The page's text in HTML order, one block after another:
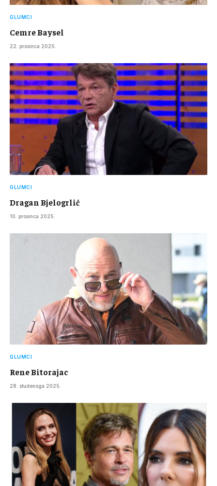
GLUMCI
Cemre Baysel
22. prosinca 2025.
GLUMCI
Dragan Bjelogrlić
10. prosinca 2025.
GLUMCI
Rene Bitorajac
28. studenoga 2025.